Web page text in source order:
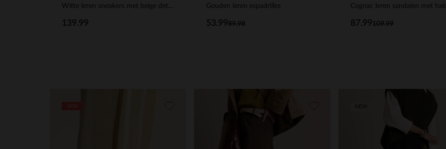
Witte leren sneakers met beige details
139.99
Gouden leren espadrilles
89.98
53.99
Cognac leren sandalen met hak
109.99
87.99